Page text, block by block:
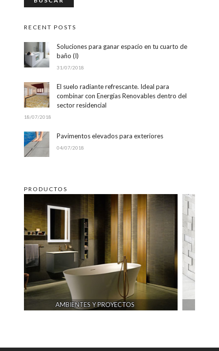
RECENT POSTS
Soluciones para ganar espacio en tu cuarto de
baño (I)
31/07/2018
El suelo radiante refrescante. Ideal para
combinar con Energías Renovables dentro del
sector residencial
18/07/2018
Pavimentos elevados para exteriores
04/07/2018
PRODUCTOS